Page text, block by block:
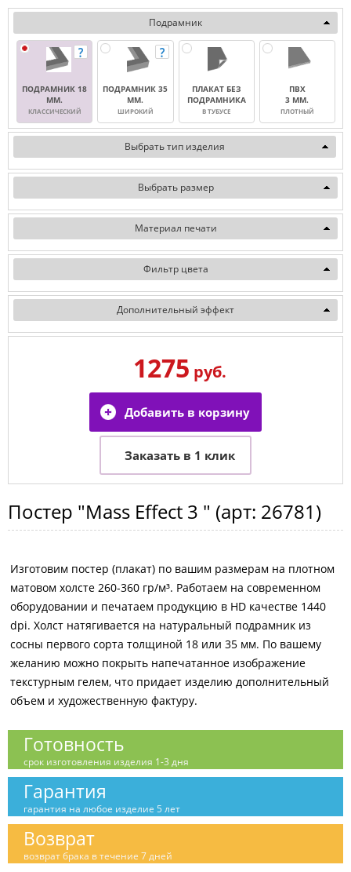
Подрамник
ПОДРАМНИК 18
ММ.
КЛАССИЧЕСКИЙ
ПОДРАМНИК 35
ММ.
ШИРОКИЙ
ПЛАКАТ БЕЗ
ПОДРАМНИКА
В ТУБУСЕ
ПВХ
3 ММ.
ПЛОТНЫЙ
Выбрать тип изделия
Выбрать размер
Материал печати
Фильтр цвета
Дополнительный эффект
1275 руб.
Постер "Mass Effect 3 " (арт: 26781)
Изготовим постер (плакат) по вашим размерам на плотном
матовом холсте 260-360 гр/м³. Работаем на современном
оборудовании и печатаем продукцию в HD качестве 1440
dpi. Холст натягивается на натуральный подрамник из
сосны первого сорта толщиной 18 или 35 мм. По вашему
желанию можно покрыть напечатанное изображение
текстурным гелем, что придает изделию дополнительный
объем и художественную фактуру.
Готовность
срок изготовления изделия 1-3 дня
Гарантия
гарантия на любое изделие 5 лет
Возврат
возврат брака в течение 7 дней